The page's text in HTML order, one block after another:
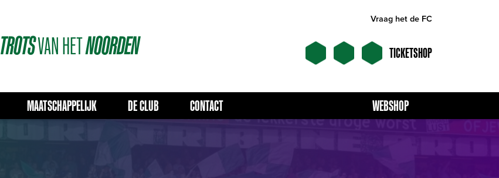
Vraag het de FC
TROTSVANHETNOORDEN TICKETSHOP
MAATSCHAPPELIJK DE CLUB CONTACT WEBSHOP